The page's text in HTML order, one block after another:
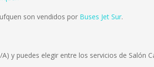
son vendidos por Buses Jet Sur.
A) y puedes elegir entre los servicios de Salón